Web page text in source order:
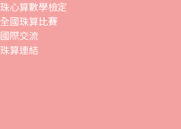
珠心算數學檢定
全國珠算比賽
國際交流
珠算連結